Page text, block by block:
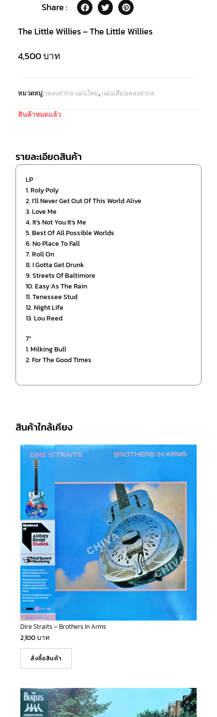
Share :
The Little Willies – The Little Willies
4,500บาท
หมวดหมู่: เพลงสากล แผ่นใหม่, แผ่นเสียงเพลงสากล
สินค้าหมดแล้ว
รายละเอียดสินค้า
LP
1. Roly Poly
2. I’ll Never Get Out Of This World Alive
3. Love Me
4. It’s Not You It’s Me
5. Best Of All Possible Worlds
6. No Place To Fall
7. Roll On
8. I Gotta Get Drunk
9. Streets Of Baltimore
10. Easy As The Rain
11. Tenessee Stud
12. Night Life
13. Lou Reed
7″
1. Milking Bull
2. For The Good Times
สินค้าใกล้เคียง
Dire Straits – Brothers In Arms
2,100บาท
สั่งซื้อสินค้า